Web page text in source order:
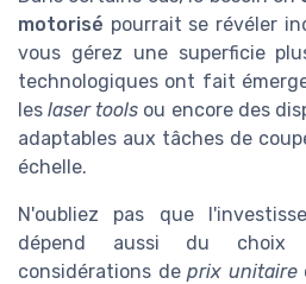
motorisé pourrait se révéler
vous gérez une superficie
technologiques ont fait
leslaser tools ou encore des
adaptables aux tâches de
échelle.
N'oubliez pas que
dépend aussi du
considérations deprix unitaire